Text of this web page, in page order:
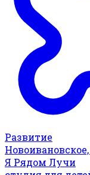
Развитие
Я Рядом Лучи